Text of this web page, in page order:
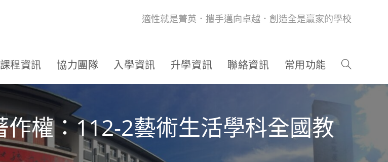
適性就是菁英．攜手邁向卓越．創造全是贏家的學校
課程資訊 協力團隊 入學資訊 升學資訊 聯絡資訊 常用功能
權：112-2藝術生活學科全國教